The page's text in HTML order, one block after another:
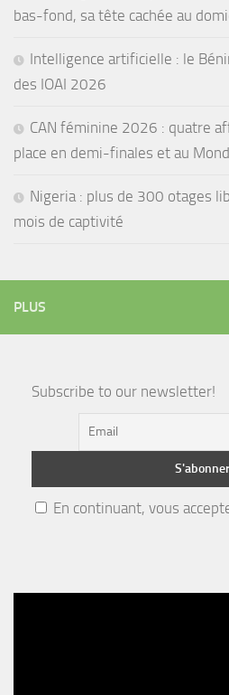
bas-fond, sa tête cachée au
Intelligence artificielle : le
des IOAI 2026
CAN féminine 2026 : quatre
place en demi-finales et au
Nigeria : plus de 300 otages
mois de captivité
PLUS
Subscribe to our newsletter!
En continuant, vous